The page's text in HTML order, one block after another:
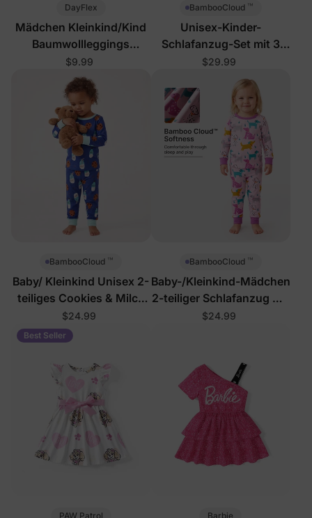
DayFlex
Mädchen Kleinkind/Kind
Baumwollleggings
Schwarz
$9.99
BambooCloud ™
Unisex-Kinder-
Schlafanzug-Set mit 3
Teilen und Großkatzen-
$29.99
BambooCloud ™
Baby/ Kleinkind Unisex 2-
teiliges Cookies & Milch
Schlafanzug-Set
$24.99
BambooCloud ™
Baby-/Kleinkind-Mädchen
2-teiliger Schlafanzug mit
verspielten Hunden
$24.99
Best Seller
PAW Patrol Barbie